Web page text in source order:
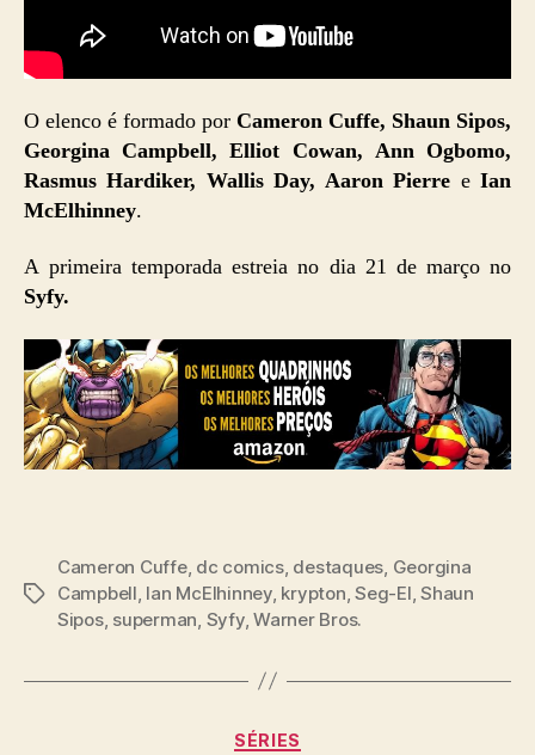
O elenco é formado por Cameron Cuffe, Shaun Sipos,
Georgina Campbell, Elliot Cowan, Ann Ogbomo,
Rasmus Hardiker, Wallis Day, Aaron Pierre eIan
McElhinney.
A primeira temporada estreia no dia 21 de março no
Syfy.
Tags
Cameron Cuffe, dc comics, destaques Georgina
Campbell Ian McElhinney, krypton ,Seg-El ,Shaun
Sipos, superman Syfy,Warner Bros.
Categorias
SÉRIES